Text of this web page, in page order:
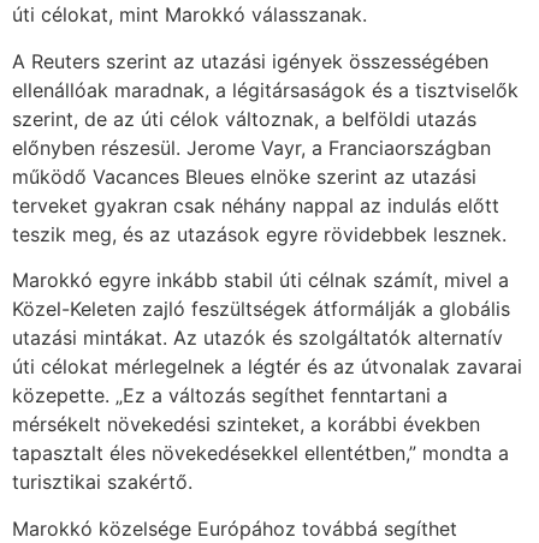
úti célokat, mint Marokkó válasszanak.
A Reuters szerint az utazási igények összességében
ellenállóak maradnak, a légitársaságok és a tisztviselők
szerint, de az úti célok változnak, a belföldi utazás
előnyben részesül. Jerome Vayr, a Franciaországban
működő Vacances Bleues elnöke szerint az utazási
terveket gyakran csak néhány nappal az indulás előtt
teszik meg, és az utazások egyre rövidebbek lesznek.
Marokkó egyre inkább stabil úti célnak számít, mivel a
Közel-Keleten zajló feszültségek átformálják a globális
utazási mintákat. Az utazók és szolgáltatók alternatív
úti célokat mérlegelnek a légtér és az útvonalak zavarai
közepette. „Ez a változás segíthet fenntartani a
mérsékelt növekedési szinteket, a korábbi években
tapasztalt éles növekedésekkel ellentétben,” mondta a
turisztikai szakértő.
Marokkó közelsége Európához továbbá segíthet